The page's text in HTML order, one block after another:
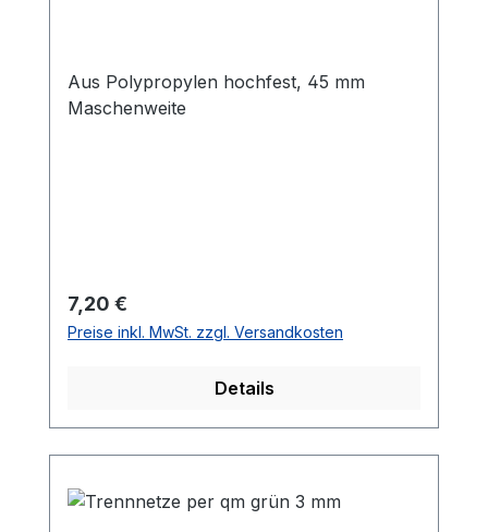
Aus Polypropylen hochfest, 45 mm
Maschenweite
Regulärer Preis:
7,20 €
Preise inkl. MwSt. zzgl. Versandkosten
Details